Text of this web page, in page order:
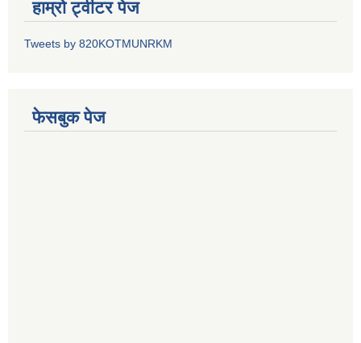
हाम्रो ट्वीटर पेज
Tweets by 820KOTMUNRKM
फेसबुक पेज